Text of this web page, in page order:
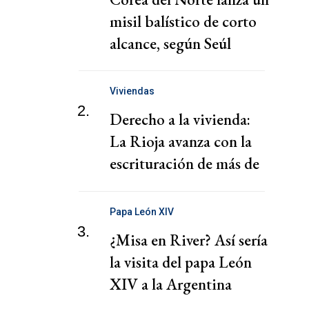
misil balístico de corto
alcance, según Seúl
2.
Viviendas
Derecho a la vivienda:
La Rioja avanza con la
escrituración de más de
3.
Papa León XIV
¿Misa en River? Así sería
la visita del papa León
XIV a la Argentina